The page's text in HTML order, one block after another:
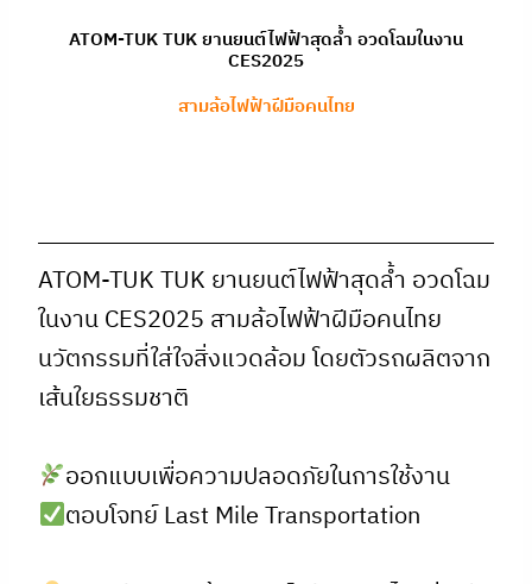
ATOM-TUK TUK ยานยนต์ไฟฟ้าสุดล้ำ อวดโฉมในงาน
CES2025
สามล้อไฟฟ้าฝีมือคนไทย
ATOM-TUK TUK ยานยนต์ไฟฟ้าสุดล้ำ อวดโฉม
ในงาน CES2025 สามล้อไฟฟ้าฝีมือคนไทย
นวัตกรรมที่ใส่ใจสิ่งแวดล้อม โดยตัวรถผลิตจาก
เส้นใยธรรมชาติ
ออกแบบเพื่อความปลอดภัยในการใช้งาน
ตอบโจทย์ Last Mile Transportation